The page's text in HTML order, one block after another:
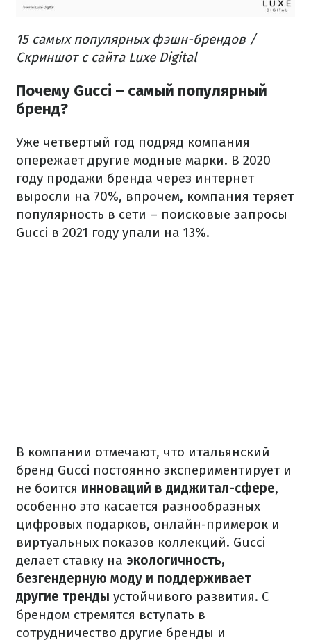
15 самых популярных фэшн-брендов /
Скриншот с сайта Luxe Digital
Почему Gucci – самый популярный
бренд?
Уже четвертый год подряд компания
опережает другие модные марки. В 2020
году продажи бренда через интернет
выросли на 70%, впрочем, компания теряет
популярность в сети – поисковые запросы
Gucci в 2021 году упали на 13%.
В компании отмечают, что итальянский
бренд Gucci постоянно экспериментирует и
не боится инноваций в диджитал-сфере,
особенно это касается разнообразных
цифровых подарков, онлайн-примерок и
виртуальных показов коллекций. Gucci
делает ставку на экологичность,
безгендерную моду и поддерживает
другие тренды устойчивого развития. С
брендом стремятся вступать в
сотрудничество другие бренды и